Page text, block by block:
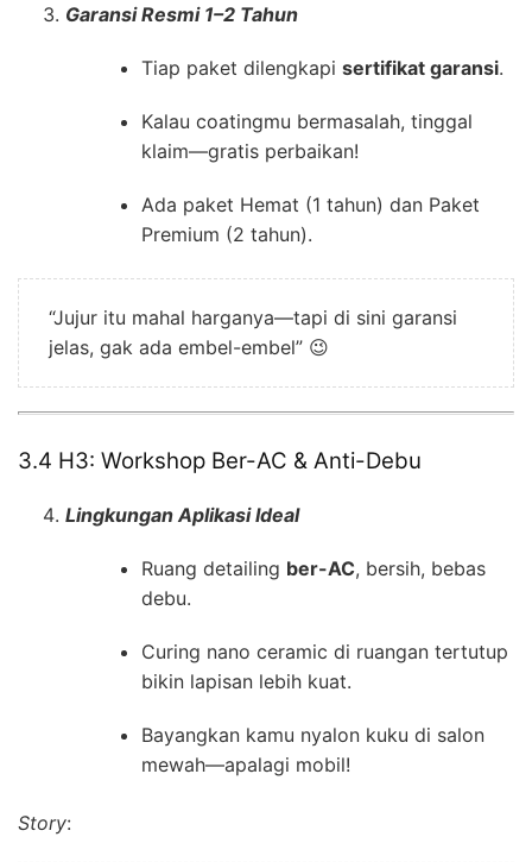
Garansi Resmi 1–2 Tahun
Tiap paket dilengkapi sertifikat garansi.
Kalau coatingmu bermasalah, tinggal
klaim—gratis perbaikan!
Ada paket Hemat (1 tahun) dan Paket
Premium (2 tahun).
“Jujur itu mahal harganya—tapi di sini garansi
jelas, gak ada embel-embel” 😉
3.4 H3: Workshop Ber-AC & Anti-Debu
Lingkungan Aplikasi Ideal
Ruang detailing ber-AC, bersih, bebas
debu.
Curing nano ceramic di ruangan tertutup
bikin lapisan lebih kuat.
Bayangkan kamu nyalon kuku di salon
mewah—apalagi mobil!
Story: